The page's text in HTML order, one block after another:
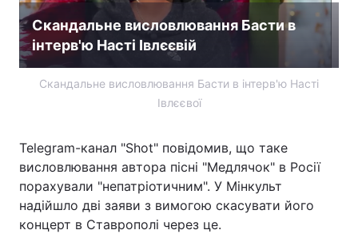
Скандальне висловлювання Басти в
інтерв'ю Насті Івлєєвій
Скандальне висловлювання Басти в інтерв'ю Насті
Івлєєвої
Telegram-канал "Shot" повідомив, що таке
висловлювання автора пісні "Медлячок" в Росії
порахували "непатріотичним". У Мінкульт
надійшло дві заяви з вимогою скасувати його
концерт в Ставрополі через це.